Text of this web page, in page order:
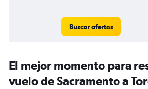
Buscar ofertas
El mejor momento para
vuelo de Sacramento a